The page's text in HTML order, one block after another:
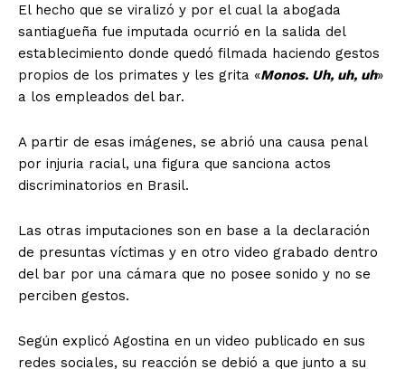
El hecho que se viralizó y por el cual la abogada
santiagueña fue imputada ocurrió en la salida del
establecimiento donde quedó filmada haciendo gestos
propios de los primates y les grita «Monos. Uh, uh, uh»
a los empleados del bar.
A partir de esas imágenes, se abrió una causa penal
por injuria racial, una figura que sanciona actos
discriminatorios en Brasil.
Las otras imputaciones son en base a la declaración
de presuntas víctimas y en otro video grabado dentro
del bar por una cámara que no posee sonido y no se
perciben gestos.
Según explicó Agostina en un video publicado en sus
redes sociales, su reacción se debió a que junto a su